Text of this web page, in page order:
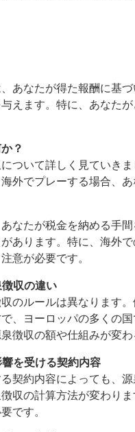
あなたが得た報酬に基
えます。特に、あなた
？
ついて詳しく見ていき
外でプレーする場合、
なたが税金を納める手
あります。特に、海外
意が必要です。
収の違い
のルールは異なります
、ヨーロッパの多くの
徴収の額や仕組みが変
を受ける契約内容
契約内容によっても、
収の計算方法が変わり
です。